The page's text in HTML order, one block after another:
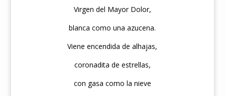
Virgen del Mayor Dolor,
blanca como una azucena.
Viene encendida de alhajas,
coronadita de estrellas,
con gasa como la nieve